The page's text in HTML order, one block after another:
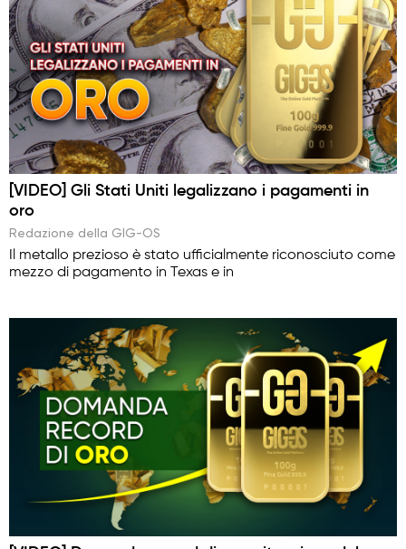
[VIDEO] Gli Stati Uniti legalizzano i pagamenti in
oro
Redazione della GIG-OS
Il metallo prezioso è stato ufficialmente riconosciuto come
mezzo di pagamento in Texas e in